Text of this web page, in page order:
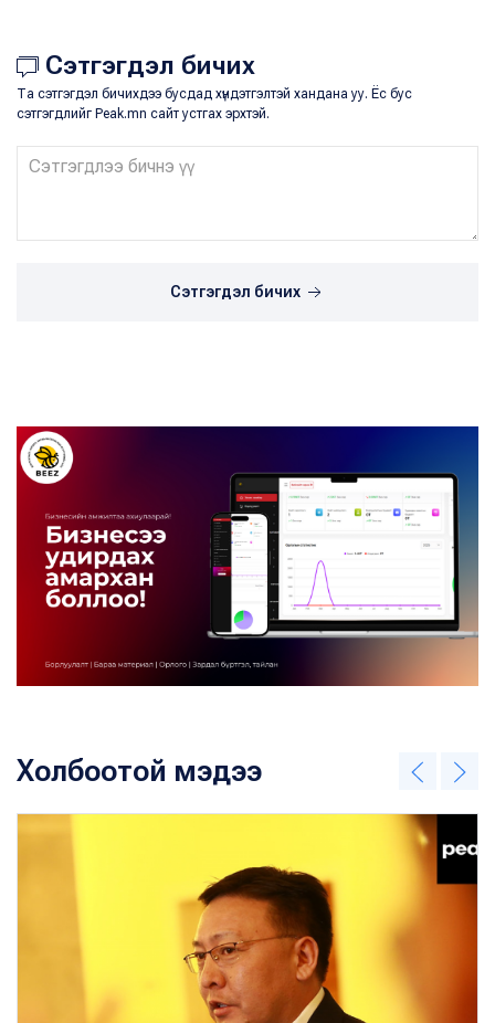
Сэтгэгдэл бичих
Та сэтгэгдэл бичихдээ бусдад хүндэтгэлтэй хандана уу. Ёс бус
сэтгэгдлийг Peak.mn сайт устгах эрхтэй.
Сэтгэгдэл бичих
Холбоотой мэдээ